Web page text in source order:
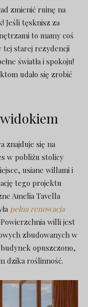
zmienić ruinę na
Jeśli tęsknisz za
to mamy coś
tej starej rezydencji
światła i spokoju!
udało się zrobić
znajduje się na
w pobliżu stolicy
usiane willami i
tego projektu
Amelia Tavella
pełna renowacja
Powierzchnia willi jest
zbudowanych w
opuszczono,
dzika roślinność.